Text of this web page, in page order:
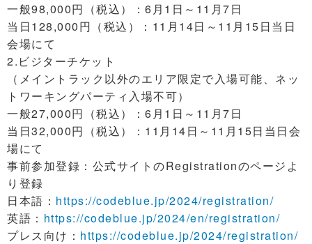
一般98,000円（税込）：6月1日～11月7日
当日128,000円（税込）：11月14日～11月15日当日
会場にて
2.ビジターチケット
（メイントラック以外のエリア限定で入場可能、ネッ
トワーキングパーティ入場不可）
一般27,000円（税込）：6月1日～11月7日
当日32,000円（税込）：11月14日～11月15日当日会
場にて
事前参加登録：公式サイトのRegistrationのページよ
り登録
日本語： https://codeblue.jp/2024/registration/
英語： https://codeblue.jp/2024/en/registration/
プレス向け： https://codeblue.jp/2024/registration/